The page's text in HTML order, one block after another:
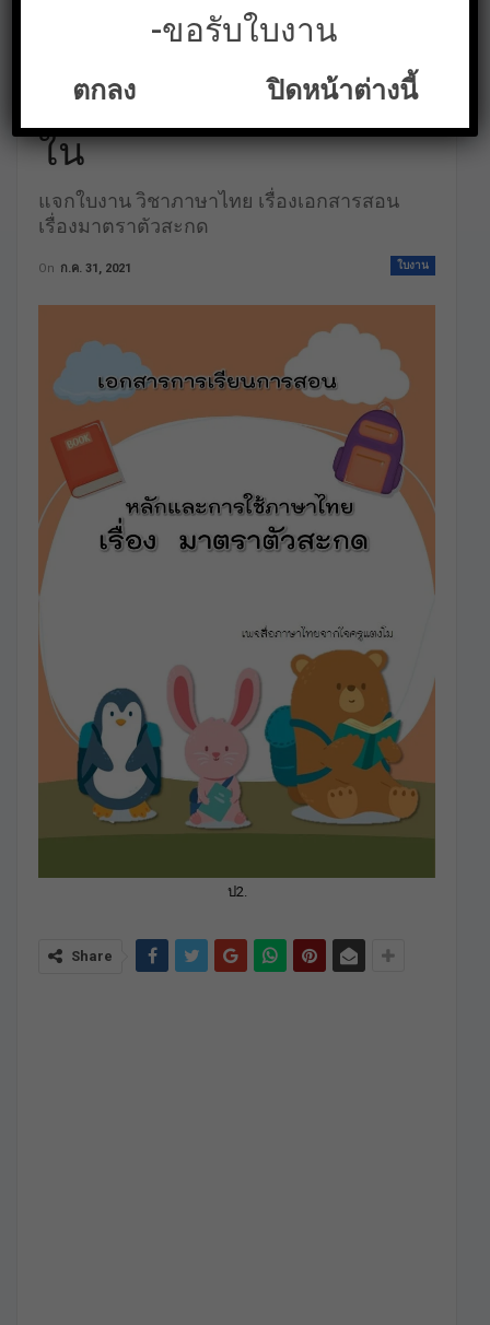
เอกสารสอนเรื่องมาตรา
ตัวสะกด โหลดฟรีด้าน
ใน
แจกใบงาน วิชาภาษาไทย เรื่องเอกสารสอน
เรื่องมาตราตัวสะกด
ใบงาน
On ก.ค. 31, 2021
ป2.
Share
-ขอรับใบงาน
ตกลง ปิดหน้าต่างนี้